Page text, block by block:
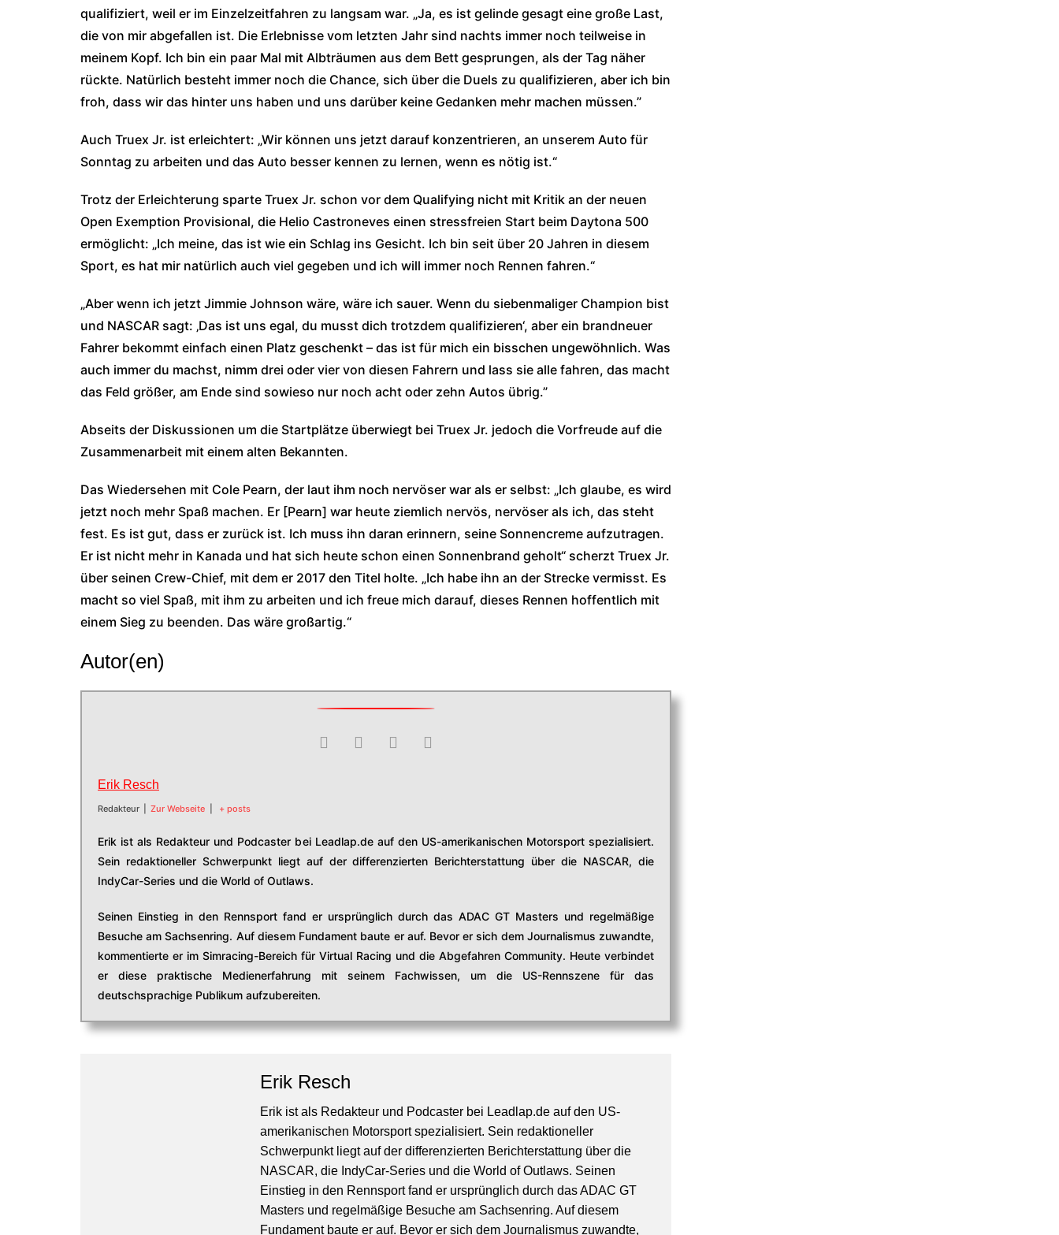
qualifiziert, weil er im Einzelzeitfahren zu langsam war. „Ja, es ist gelinde gesagt eine große Last,
die von mir abgefallen ist. Die Erlebnisse vom letzten Jahr sind nachts immer noch teilweise in
meinem Kopf. Ich bin ein paar Mal mit Albträumen aus dem Bett gesprungen, als der Tag näher
rückte. Natürlich besteht immer noch die Chance, sich über die Duels zu qualifizieren, aber ich bin
froh, dass wir das hinter uns haben und uns darüber keine Gedanken mehr machen müssen.”
Auch Truex Jr. ist erleichtert: „Wir können uns jetzt darauf konzentrieren, an unserem Auto für
Sonntag zu arbeiten und das Auto besser kennen zu lernen, wenn es nötig ist.“
Trotz der Erleichterung sparte Truex Jr. schon vor dem Qualifying nicht mit Kritik an der neuen
Open Exemption Provisional, die Helio Castroneves einen stressfreien Start beim Daytona 500
ermöglicht: „Ich meine, das ist wie ein Schlag ins Gesicht. Ich bin seit über 20 Jahren in diesem
Sport, es hat mir natürlich auch viel gegeben und ich will immer noch Rennen fahren.“
„Aber wenn ich jetzt Jimmie Johnson wäre, wäre ich sauer. Wenn du siebenmaliger Champion bist
und NASCAR sagt: ‚Das ist uns egal, du musst dich trotzdem qualifizieren‘, aber ein brandneuer
Fahrer bekommt einfach einen Platz geschenkt – das ist für mich ein bisschen ungewöhnlich. Was
auch immer du machst, nimm drei oder vier von diesen Fahrern und lass sie alle fahren, das macht
das Feld größer, am Ende sind sowieso nur noch acht oder zehn Autos übrig.”
Abseits der Diskussionen um die Startplätze überwiegt bei Truex Jr. jedoch die Vorfreude auf die
Zusammenarbeit mit einem alten Bekannten.
Das Wiedersehen mit Cole Pearn, der laut ihm noch nervöser war als er selbst: „Ich glaube, es wird
jetzt noch mehr Spaß machen. Er [Pearn] war heute ziemlich nervös, nervöser als ich, das steht
fest. Es ist gut, dass er zurück ist. Ich muss ihn daran erinnern, seine Sonnencreme aufzutragen.
Er ist nicht mehr in Kanada und hat sich heute schon einen Sonnenbrand geholt“ scherzt Truex Jr.
über seinen Crew-Chief, mit dem er 2017 den Titel holte. „Ich habe ihn an der Strecke vermisst. Es
macht so viel Spaß, mit ihm zu arbeiten und ich freue mich darauf, dieses Rennen hoffentlich mit
einem Sieg zu beenden. Das wäre großartig.“
Autor(en)
Erik Resch
Redakteur Zur Webseite + posts
Erik ist als Redakteur und Podcaster bei Leadlap.de auf den US-amerikanischen Motorsport spezialisiert.
Sein redaktioneller Schwerpunkt liegt auf der differenzierten Berichterstattung über die NASCAR, die
IndyCar-Series und die World of Outlaws.
Seinen Einstieg in den Rennsport fand er ursprünglich durch das ADAC GT Masters und regelmäßige
Besuche am Sachsenring. Auf diesem Fundament baute er auf. Bevor er sich dem Journalismus zuwandte,
kommentierte er im Simracing-Bereich für Virtual Racing und die Abgefahren Community. Heute verbindet
er diese praktische Medienerfahrung mit seinem Fachwissen, um die US-Rennszene für das
deutschsprachige Publikum aufzubereiten.
Erik Resch
Erik ist als Redakteur und Podcaster bei Leadlap.de auf den US-
amerikanischen Motorsport spezialisiert. Sein redaktioneller
Schwerpunkt liegt auf der differenzierten Berichterstattung über die
NASCAR, die IndyCar-Series und die World of Outlaws. Seinen
Einstieg in den Rennsport fand er ursprünglich durch das ADAC GT
Masters und regelmäßige Besuche am Sachsenring. Auf diesem
Fundament baute er auf. Bevor er sich dem Journalismus zuwandte,